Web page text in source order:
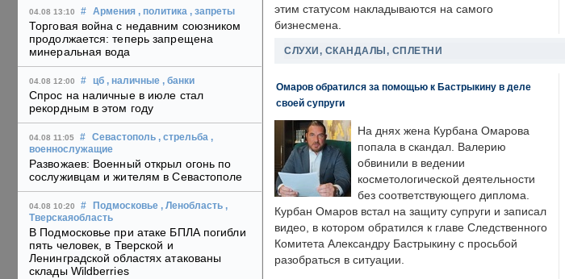
04.08 13:10 # Армения , политика , запреты
Торговая война с недавним союзником
продолжается: теперь запрещена
минеральная вода
04.08 12:00 # цб , наличные , банки
Спрос на наличные в июле стал
рекордным в этом году
04.08 11:05 # Севастополь , стрельба ,
военнослужащие
Развожаев: Военный открыл огонь по
сослуживцам и жителям в Севастополе
04.08 10:20 # Подмосковье , Ленобласть ,
Тверскаяобласть
В Подмосковье при атаке БПЛА погибли
пять человек, в Тверской и
Ленинградской областях атакованы
склады Wildberries
этим статусом накладываются на самого
бизнесмена.
СЛУХИ, СКАНДАЛЫ, СПЛЕТНИ
Омаров обратился за помощью к Бастрыкину в деле
своей супруги
На днях жена Курбана Омарова
попала в скандал. Валерию
обвинили в ведении
косметологической деятельности
без соответствующего диплома.
Курбан Омаров встал на защиту супруги и записал
видео, в котором обратился к главе Следственного
Комитета Александру Бастрыкину с просьбой
разобраться в ситуации.